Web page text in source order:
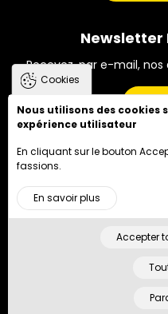
Newsletter
Recevez, par e-mail,
PIED DE PAGE
Cookies
Nous utilisons des cookies
expérience utilisateur
En cliquant sur le bouton
fassions.
En savoir plus
Accepter